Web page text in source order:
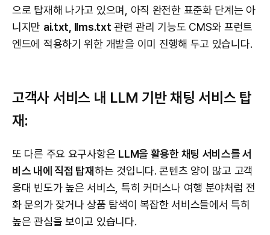
으로 탑재해 나가고 있으며, 아직 완전한 표준화 단계는 아
니지만 ai.txt, llms.txt 관련 관리 기능도 CMS와 프런트
엔드에 적용하기 위한 개발을 이미 진행해 두고 있습니다.
고객사 서비스 내 LLM 기반 채팅 서비스 탑
재:
또 다른 주요 요구사항은 LLM을 활용한 채팅 서비스를 서
비스 내에 직접 탑재하는 것입니다. 콘텐츠 양이 많고 고객
응대 빈도가 높은 서비스, 특히 커머스나 여행 분야처럼 전
화 문의가 잦거나 상품 탐색이 복잡한 서비스들에서 특히
높은 관심을 보이고 있습니다.